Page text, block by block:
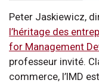
Peter Jaskiewicz,
l’héritage des
for Management
professeur invité.
commerce, l’IMD